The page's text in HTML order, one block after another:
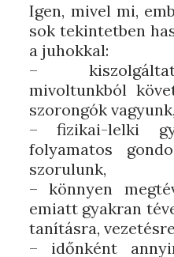
Igen, mivel mi,
sok tekintetben
a juhokkal:
–
mivoltunkból
szorongók vagyunk,
– fizikai-lelki
folyamatos
szorulunk,
– könnyen
emiatt gyakran
tanításra,
– időnként